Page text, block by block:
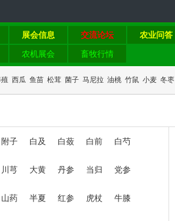
展会信息 交流论坛
农业问答
农机展会 畜牧行情
西瓜 鱼苗 松茸 菌子 马尼拉 油桃 竹鼠 小麦 冬枣
附子 白及 白蔹 白前 白芍
川芎 大黄 丹参 当归 党参
山药 半夏 红参 虎杖 牛膝